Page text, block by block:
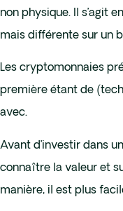
non physique. Il s’agit
mais différente sur un
Les cryptomonnaies
première étant de
avec.
Avant d’investir dans
connaître la valeur et
manière, il est plus